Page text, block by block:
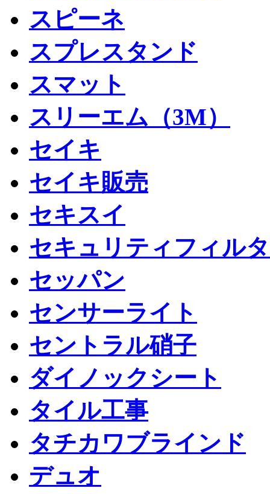
スピーネ
スプレスタンド
スマット
スリーエム（3M）
セイキ
セイキ販売
セキスイ
セキュリティフィル
セッパン
センサーライト
セントラル硝子
ダイノックシート
タイル工事
タチカワブラインド
デュオ